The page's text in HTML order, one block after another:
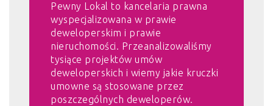
Pewny Lokal to kancelaria prawna
wyspecjalizowana w prawie
deweloperskim i prawie
nieruchomości. Przeanalizowaliśmy
tysiące projektów umów
deweloperskich i wiemy jakie kruczki
umowne są stosowane przez
poszczególnych deweloperów.